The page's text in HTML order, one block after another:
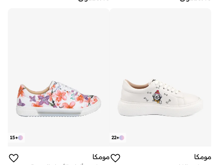
+
22
مومكا
+
15
مومكا